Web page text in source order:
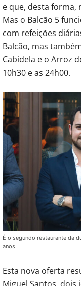
e que, desta forma,
Mas o Balcão 5
com refeições
Balcão, mas
Cabidela e o Arroz
10h30 e as 24h00.
É o segundo restaurante da
anos
Esta nova oferta